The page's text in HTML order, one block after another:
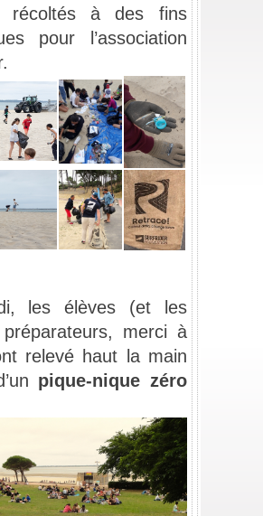
récoltés à des fins
pour l’association
les élèves (et les
merci à
relevé haut la main
pique-nique zéro